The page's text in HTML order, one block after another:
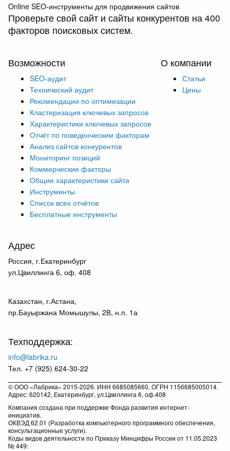
Online SEO-инструменты для продвижения сайтов
Проверьте свой сайт и сайты конкурентов на 400
факторов поисковых систем.
Возможности
SEO-аудит
Технический аудит
Рекомендации по оптимизации
Кластеризация ключевых запросов
Характеристики ключевых запросов
Отчёт по поведенческим факторам
Анализ сайтов конкурентов
Мониторинг позиций
Коммерческие факторы
Общие характеристики сайта
Инструменты
Список всех отчётов
Бесплатные инструменты
О компании
Статьи
Цены
Адрес
Россия, г.Екатеринбург
ул.Цвиллинга 6, оф. 408
Казахстан, г.Астана,
пр.Бауыржана Момышулы, 2В, н.п. 1а
Техподдержка:
info@labrika.ru
Тел. +7 (925) 624-30-22
© ООО «Лабрика» 2015-2026. ИНН 6685085660, ОГРН 1156685005014.
Адрес: 620142, Екатеринбург, ул.Цвиллинга 6, оф.408
Компания создана при поддержке Фонда развития интернет-
инициатив.
ОКВЭД 62.01 (Разработка компьютерного программного обеспечения,
консультационные услуги).
Коды видов деятельности по Приказу Минцифры России от 11.05.2023
№ 449: